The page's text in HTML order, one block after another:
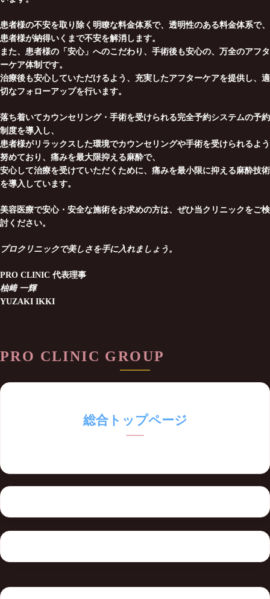
患者様の不安を取り除く明瞭な料金体系で、透明性のある料金体系で、
患者様が納得いくまで不安を解消します。
また、患者様の「安心」へのこだわり、手術後も安心の、万全のアフタ
ーケア体制です。
治療後も安心していただけるよう、充実したアフターケアを提供し、適
切なフォローアップを行います。
落ち着いてカウンセリング・手術を受けられる完全予約システムの予約
制度を導入し、
患者様がリラックスした環境でカウンセリングや手術を受けられるよう
努めており、痛みを最大限抑える麻酔で、
安心して治療を受けていただくために、痛みを最小限に抑える麻酔技術
を導入しています。
美容医療で安心・安全な施術をお求めの方は、ぜひ当クリニックをご検
討ください。
プロクリニックで美しさを手に入れましょう。
PRO CLINIC 代表理事
柚﨑 一輝
YUZAKI IKKI
PRO CLINIC GROUP
総合トップページ